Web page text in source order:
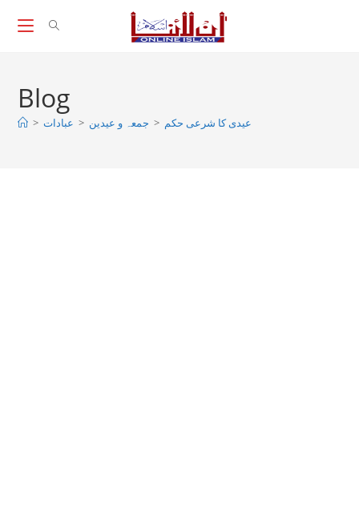
Blog
> عبادات > جمعہ و عیدین > عیدی کا شرعی حکم